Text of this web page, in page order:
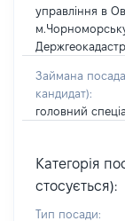
управління в
Займана посада
кандидат):
головний
Категорія
стосується):
Тип посади: